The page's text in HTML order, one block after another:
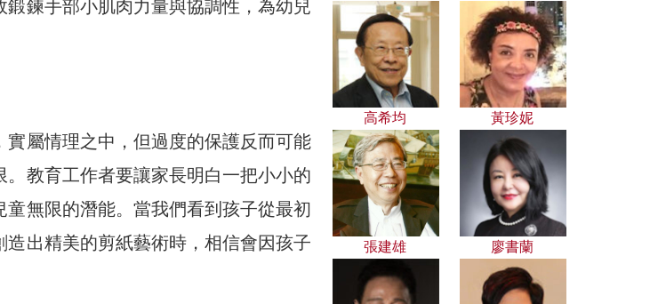
鍊手部小肌肉力量與協調性，為幼兒
屬情理之中，但過度的保護反而可能
教育工作者要讓家長明白一把小小的
無限的潛能。當我們看到孩子從最初
出精美的剪紙藝術時，相信會因孩子
高希均 黃珍妮
張建雄 廖書蘭